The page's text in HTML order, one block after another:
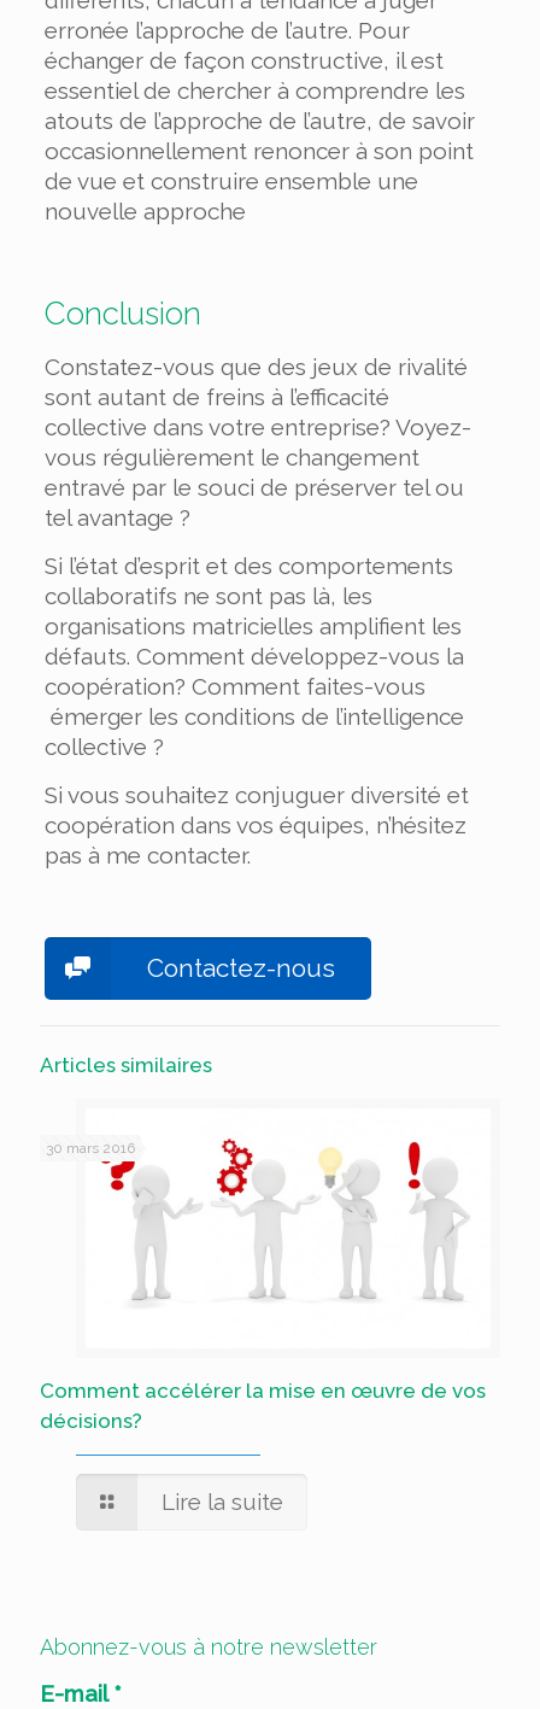
erronée l’approche de l’autre. Pour
échanger de façon constructive, il est
essentiel de chercher à comprendre les
atouts de l’approche de l’autre, de savoir
occasionnellement renoncer à son point
de vue et construire ensemble une
nouvelle approche
Conclusion
Constatez-vous que des jeux de rivalité
sont autant de freins à l’efficacité
collective dans votre entreprise? Voyez-
vous régulièrement le changement
entravé par le souci de préserver tel ou
tel avantage ?
Si l’état d’esprit et des comportements
collaboratifs ne sont pas là, les
organisations matricielles amplifient les
défauts. Comment développez-vous la
coopération? Comment faites-vous
émerger les conditions de l’intelligence
collective ?
Si vous souhaitez conjuguer diversité et
coopération dans vos équipes, n’hésitez
pas à me contacter.
Contactez-nous
Articles similaires
30 mars 2016
Comment accélérer la mise en œuvre de vos
décisions?
Lire la suite
Abonnez-vous à notre newsletter
E-mail*